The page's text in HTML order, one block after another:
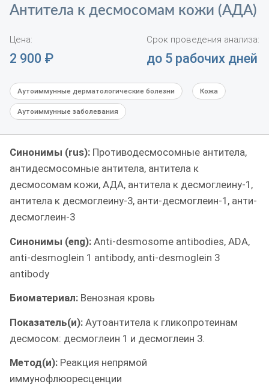
Антитела к десмосомам кожи (АДА)
Цена:
2 900 ₽
Срок проведения анализа:
до 5 рабочих дней
Аутоиммунные дерматологические болезни Кожа
Аутоиммунные заболевания
Синонимы (rus): Противодесмосомные антитела,
антидесмосомные антитела, антитела к
десмосомам кожи, АДА, антитела к десмоглеину-1,
антитела к десмоглеину-3, анти-десмоглеин-1, анти-
десмоглеин-3
Синонимы (eng): Anti-desmosome antibodies, ADA,
anti-desmoglein 1 antibody, anti-desmoglein 3
antibody
Биоматериал: Венозная кровь
Показатель(и): Аутоантитела к гликопротеинам
десмосом: десмоглеин 1 и десмоглеин 3.
Метод(и): Реакция непрямой
иммунофлюоресценции